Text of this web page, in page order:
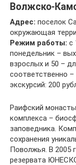
Волжско-
Адрес: поселок
окружающая
Режим работы: с
понедельник –
взрослых и 50 –
соответственно
экскурсий: 200
Раифский
комплекса –
заповедника.
сохранения
Поволжья. В 2005
резервата